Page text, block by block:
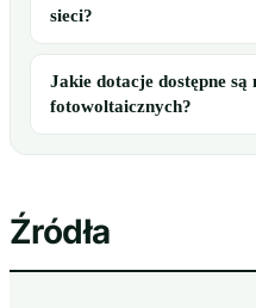
sieci?
Jakie dotacje dostępne są
fotowoltaicznych?
Źródła